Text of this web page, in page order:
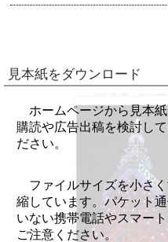
見本紙をダウンロード
ホームページから見本
購読や広告出稿を検討し
ださい。
ファイルサイズを小さ
縮しています。パケット
いない携帯電話やスマー
ご注意ください。